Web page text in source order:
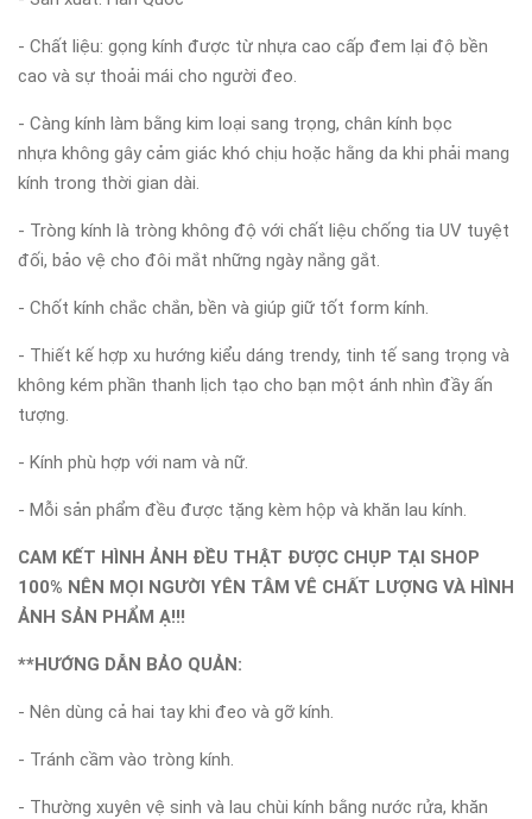
- Chất liệu: gọng kính được từ nhựa cao cấp đem lại độ bền
cao và sự thoải mái cho người đeo.
- Càng kính làm bằng kim loại sang trọng, chân kính bọc
nhựa không gây cảm giác khó chịu hoặc hằng da khi phải mang
kính trong thời gian dài.
- Tròng kính là tròng không độ với chất liệu chống tia UV tuyệt
đối, bảo vệ cho đôi mắt những ngày nắng gắt.
- Chốt kính chắc chắn, bền và giúp giữ tốt form kính.
- Thiết kế hợp xu hướng kiểu dáng trendy, tinh tế sang trọng và
không kém phần thanh lịch tạo cho bạn một ánh nhìn đầy ấn
tượng.
- Kính phù hợp với nam và nữ.
- Mỗi sản phẩm đều được tặng kèm hộp và khăn lau kính.
CAM KẾT HÌNH ẢNH ĐỀU THẬT ĐƯỢC CHỤP TẠI SHOP
100% NÊN MỌI NGƯỜI YÊN TÂM VÊ CHẤT LƯỢNG VÀ HÌNH
ẢNH SẢN PHẨM Ạ!!!
**HƯỚNG DẪN BẢO QUẢN:
- Nên dùng cả hai tay khi đeo và gỡ kính.
- Tránh cầm vào tròng kính.
- Thường xuyên vệ sinh và lau chùi kính bằng nước rửa, khăn